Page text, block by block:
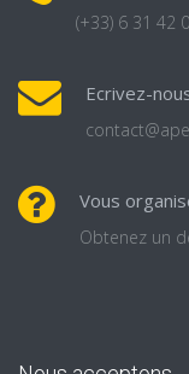
(+33) 6 31 42
Ecrivez-
Vous
Obtenez un